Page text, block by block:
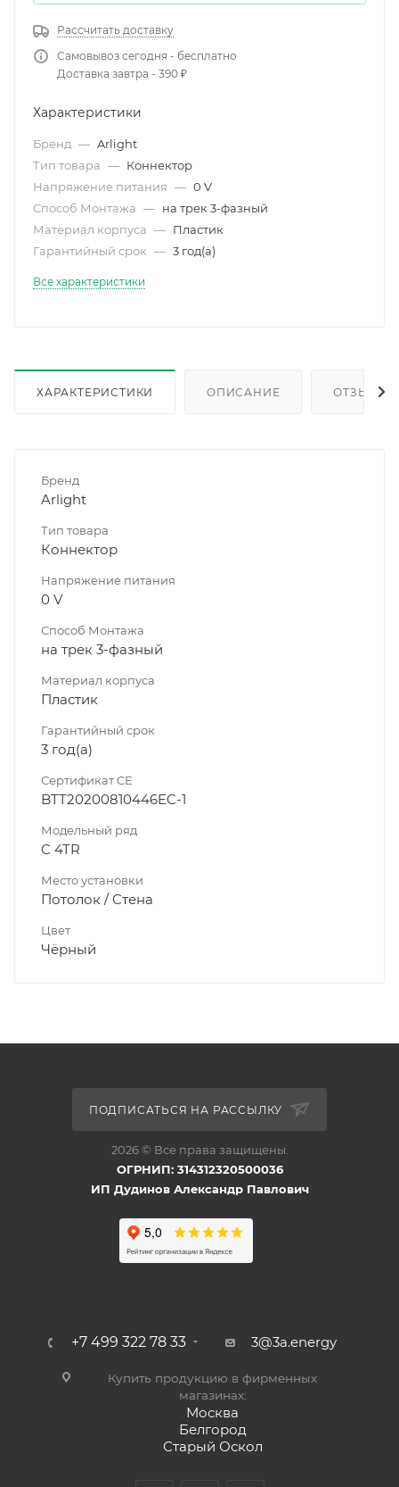
Рассчитать доставку
Самовывоз сегодня - бесплатно
Доставка завтра - 390 ₽
Характеристики
Бренд — Arlight
Тип товара — Коннектор
Напряжение питания — 0 V
Способ Монтажа — на трек 3-фазный
Материал корпуса — Пластик
Гарантийный срок — 3 год(а)
Все характеристики
ХАРАКТЕРИСТИКИ ОПИСАНИЕ ОТЗЫВЫ
Бренд
Arlight
Тип товара
Коннектор
Напряжение питания
0 V
Способ Монтажа
на трек 3-фазный
Материал корпуса
Пластик
Гарантийный срок
3 год(а)
Сертификат CE
BTT20200810446EC-1
Модельный ряд
C 4TR
Место установки
Потолок / Cтена
Цвет
Чёрный
ПОДПИСАТЬСЯ НА РАССЫЛКУ
2026 © Все права защищены.
ОГРНИП: 314312320500036
ИП Дудинов Александр Павлович
+7 499 322 78 33 3@3a.energy
Купить продукцию в фирменных
магазинах:
Москва
Белгород
Старый Оскол